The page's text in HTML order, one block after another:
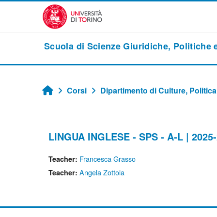
Vai al contenuto principale
Scuola di Scienze Giuridiche, Politiche
Home
Corsi Dipartimento di Culture,
LINGUA INGLESE - SPS - A-L |
Teacher: Francesca Grasso
Teacher: Angela Zottola